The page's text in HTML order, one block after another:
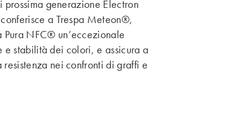
generazione Electron
a Trespa Meteon®,
NFC® un’eccezionale
e stabilità dei colori, e assicura a
resistenza nei confronti di graffi e